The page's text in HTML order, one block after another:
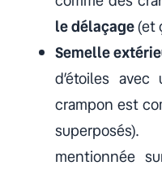
le délaçage(et
Semelle
d’étoiles avec
crampon est
mentionnée